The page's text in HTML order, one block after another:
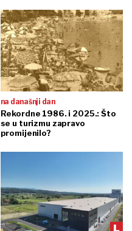
na današnji dan
Rekordne 1986. i 2025.: Što
se u turizmu zapravo
promijenilo?